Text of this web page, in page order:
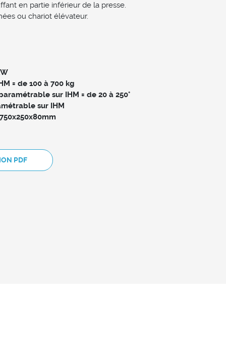
en partie inférieur de la presse.
ou chariot élévateur.
= de 100 à 700 kg
sur IHM = de 20 à 250°
sur IHM
PDF